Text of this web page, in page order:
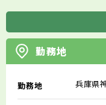
勤務地
勤務地 兵庫県